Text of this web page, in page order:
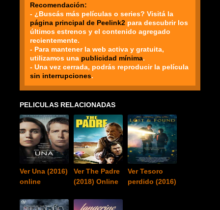
Recomendación:
- ¿Buscás más películas o series? Visitá la
página principal de Peelink2 para descubrir los
últimos estrenos y el contenido agregado
recientemente.
- Para mantener la web activa y gratuita,
utilizamos una publicidad mínima.
- Una vez cerrada, podrás reproducir la película
sin interrupciones.
PELICULAS RELACIONADAS
Ver Una (2016)
online
Ver The Padre
(2018) Online
Ver Tesoro
perdido (2016)